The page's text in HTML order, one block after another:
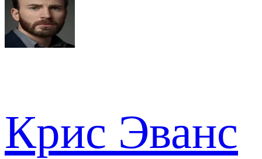
Крис Эванс